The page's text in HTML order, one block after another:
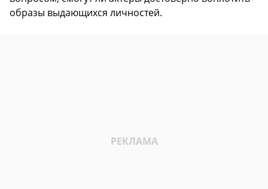
образы выдающихся личностей.